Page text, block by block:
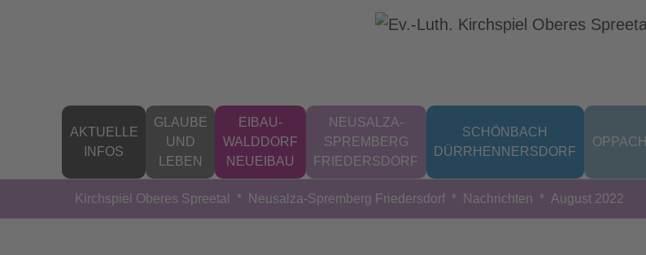
Zum Hauptinhalt springen
AKTUELLE
INFOS
GLAUBE
UND
LEBEN
EIBAU-
WALDDORF
NEUEIBAU
NEUSALZA-
SPREMBERG
FRIEDERSDORF
SCHÖNBACH
DÜRRHENNERSDORF
OPPACH
Kirchspiel Oberes Spreetal Neusalza-Spremberg Friedersdorf Nachrichten August 2022